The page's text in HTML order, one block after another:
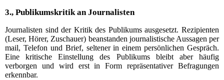
3., Publikumskritik an Journalisten
Journalisten sind der Kritik des Publikums ausgesetzt. Rezipienten
(Leser, Hörer, Zuschauer) beanstanden journalistische Aussagen per
mail, Telefon und Brief, seltener in einem persönlichen Gespräch.
Eine kritische Einstellung des Publikums bleibt aber häufig
verborgen und wird erst in Form repräsentativer Befragungen
erkennbar.